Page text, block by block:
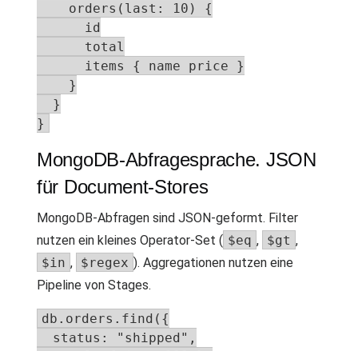
    orders(last: 10) {
      id
      total
      items { name price }
    }
  }
}
MongoDB-Abfragesprache. JSON
für Document-Stores
MongoDB-Abfragen sind JSON-geformt. Filter
nutzen ein kleines Operator-Set ( $eq , $gt ,
$in , $regex ). Aggregationen nutzen eine
Pipeline von Stages.
db.orders.find({
  status: "shipped",